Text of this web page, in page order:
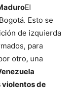
El
Esto se
de izquierda
para
otro, una
violentos de